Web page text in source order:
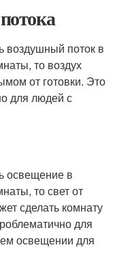
воздушный поток в
то воздух
от готовки. Это
для людей с
освещение в
то свет от
сделать комнату
для
освещении для